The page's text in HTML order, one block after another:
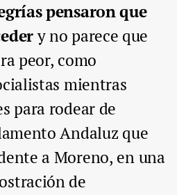
pensaron que
y no parece que
peor, como
mientras
para rodear de
Andaluz que
a Moreno, en una
de